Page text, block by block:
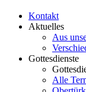
Kontakt
Aktuelles
Aus
Gottesdienste
Alle